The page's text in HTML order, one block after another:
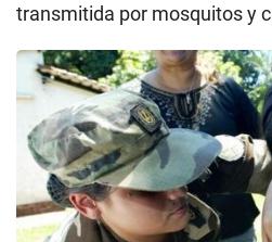
transmitida por mosquitos y